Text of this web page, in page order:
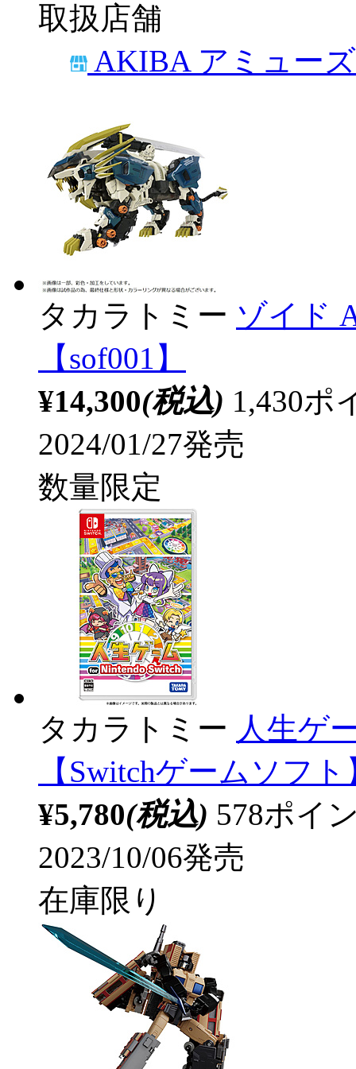
取扱店舗
AKIBA アミュー
タカラトミー ゾイド
【sof001】
¥14,300(税込) 1,430ポ
2024/01/27発売
数量限定
タカラトミー 人生ゲ
【Switchゲームソフト
¥5,780(税込) 578ポイ
2023/10/06発売
在庫限り